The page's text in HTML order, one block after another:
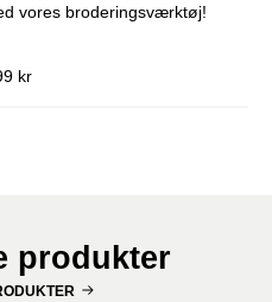
vores broderingsværktøj!
kr
produkter